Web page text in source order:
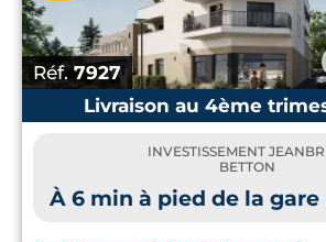
Réf.7927
Livraison au 4ème
INVESTISSEMENT
BETTON
À 6 min à pied de la gare